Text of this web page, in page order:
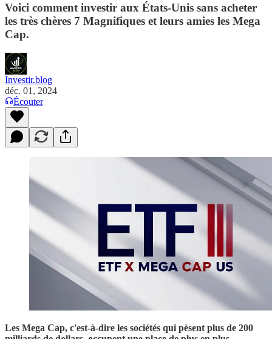
Voici comment investir aux États-Unis sans acheter
les très chères 7 Magnifiques et leurs amies les Mega
Cap.
Investir.blog
déc. 01, 2024
Écouter
Les Mega Cap, c'est-à-dire les sociétés qui pèsent plus de 200